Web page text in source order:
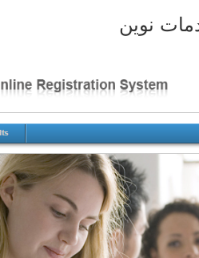
نوین
آزمون آیلس